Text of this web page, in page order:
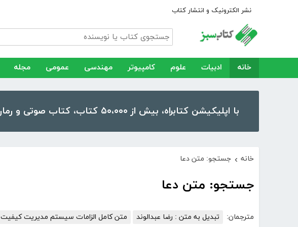
نشر الکترونیک و انتشار کتاب
خانه ادبیات علوم کامپیوتر مهندسی عمومی مجله
با اپلیکیشن کتابراه، بیش از ۵۰،۰۰۰ کتاب، کتاب صوتی و رمان را در موبایل و تبلت خود داشته باشید!
خانه › جستجو: متن دعا
جستجو: متن دعا
مترجمان: تبدیل به متن : رضا عبدالوند متن کامل الزامات سیستم مدیریت کیفیت ISO۹۰۰۱_۲۰۱۵